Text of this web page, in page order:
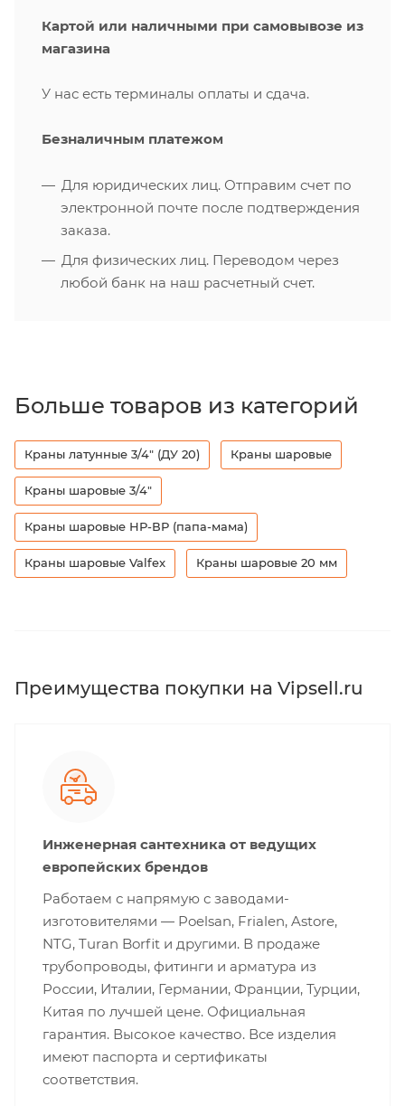
Картой или наличными при самовывозе из
магазина
У нас есть терминалы оплаты и сдача.
Безналичным платежом
Для юридических лиц. Отправим счет по
электронной почте после подтверждения
заказа.
Для физических лиц. Переводом через
любой банк на наш расчетный счет.
Больше товаров из категорий
Краны латунные 3/4" (ДУ 20) Краны шаровые
Краны шаровые 3/4"
Краны шаровые НР-ВР (папа-мама)
Краны шаровые Valfex Краны шаровые 20 мм
Преимущества покупки на Vipsell.ru
Инженерная сантехника от ведущих
европейских брендов
Работаем с напрямую с заводами-
изготовителями — Poelsan, Frialen, Astore,
NTG, Turan Borfit и другими. В продаже
трубопроводы, фитинги и арматура из
России, Италии, Германии, Франции, Турции,
Китая по лучшей цене. Официальная
гарантия. Высокое качество. Все изделия
имеют паспорта и сертификаты
соответствия.